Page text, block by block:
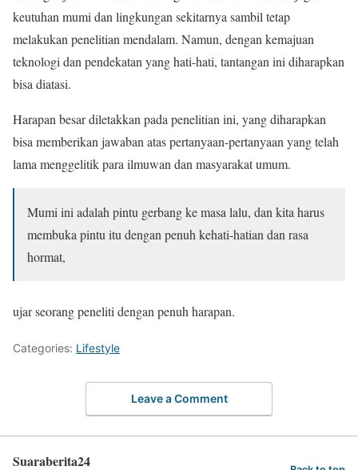
keutuhan mumi dan lingkungan sekitarnya sambil tetap
melakukan penelitian mendalam. Namun, dengan kemajuan
teknologi dan pendekatan yang hati-hati, tantangan ini diharapkan
bisa diatasi.
Harapan besar diletakkan pada penelitian ini, yang diharapkan
bisa memberikan jawaban atas pertanyaan-pertanyaan yang telah
lama menggelitik para ilmuwan dan masyarakat umum.
Mumi ini adalah pintu gerbang ke masa lalu, dan kita harus
membuka pintu itu dengan penuh kehati-hatian dan rasa
hormat,
ujar seorang peneliti dengan penuh harapan.
Categories: Lifestyle
Leave a Comment
Suaraberita24